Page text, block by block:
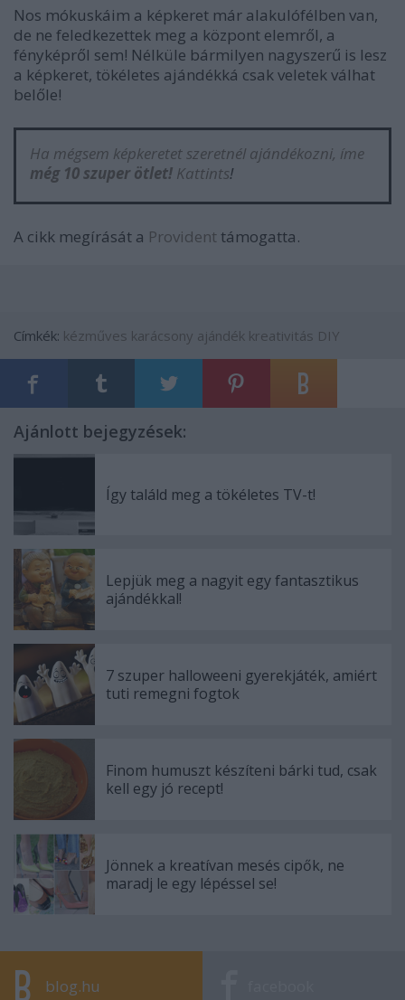
Nos mókuskáim a képkeret már alakulófélben van,
de ne feledkezettek meg a központ elemről, a
fényképről sem! Nélküle bármilyen nagyszerű is lesz
a képkeret, tökéletes ajándékká csak veletek válhat
belőle!
Ha mégsem képkeretet szeretnél ajándékozni, íme
még 10 szuper ötlet! Kattints!
A cikk megírását a Provident támogatta.
Címkék: kézműves karácsony ajándék kreativitás DIY
Ajánlott bejegyzések:
Így találd meg a tökéletes TV-t!
Lepjük meg a nagyit egy fantasztikus
ajándékkal!
7 szuper halloweeni gyerekjáték, amiért
tuti remegni fogtok
Finom humuszt készíteni bárki tud, csak
kell egy jó recept!
Jönnek a kreatívan mesés cipők, ne
maradj le egy lépéssel se!
blog.hu